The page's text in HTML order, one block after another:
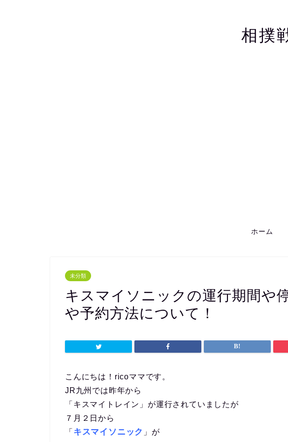
相撲
ホーム
未分類
キスマイソニックの運行期間や
や予約方法について！
こんにちは！ricoママです。
JR九州では昨年から
「キスマイトレイン」が運行されていましたが
７月２日から
「 キスマイソニック 」が